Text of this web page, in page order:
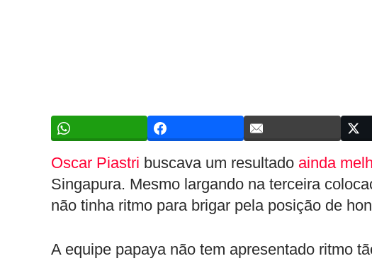
Oscar Piastri buscava um resultado ainda
Singapura. Mesmo largando na terceira
não tinha ritmo para brigar pela posição de
A equipe papaya não tem apresentado ritmo